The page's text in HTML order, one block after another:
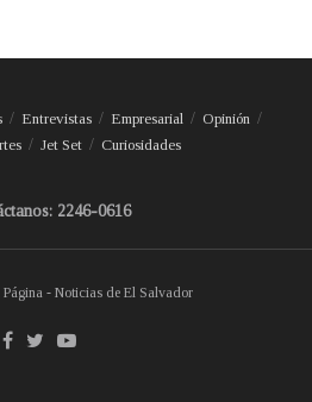
Entrevistas Empresarial
Opinión
Jet Set Curiosidades
2246-0616
- Noticias de El Salvador